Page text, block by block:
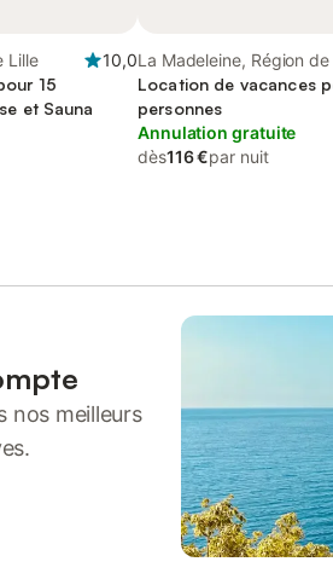
Lille
10,0
15
et Sauna
La Madeleine, Région de
Location de vacances
personnes
Annulation gratuite
dès116 €par nuit
nos meilleurs